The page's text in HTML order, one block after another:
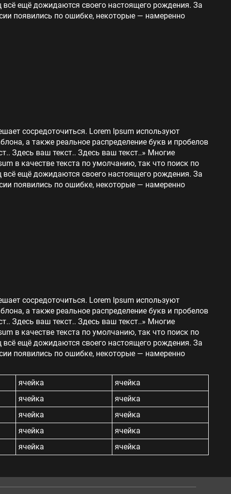
ещё дожидаются своего настоящего рождения. За
появились по ошибке, некоторые — намеренно
сосредоточиться. Lorem Ipsum используют
а также реальное распределение букв и пробелов
Здесь ваш текст.. Здесь ваш текст..» Многие
в качестве текста по умолчанию, так что поиск по
ещё дожидаются своего настоящего рождения. За
появились по ошибке, некоторые — намеренно
сосредоточиться. Lorem Ipsum используют
а также реальное распределение букв и пробелов
Здесь ваш текст.. Здесь ваш текст..» Многие
в качестве текста по умолчанию, так что поиск по
ещё дожидаются своего настоящего рождения. За
появились по ошибке, некоторые — намеренно
ячейка
ячейка
ячейка
ячейка
ячейка
ячейка
ячейка
ячейка
ячейка ячейка